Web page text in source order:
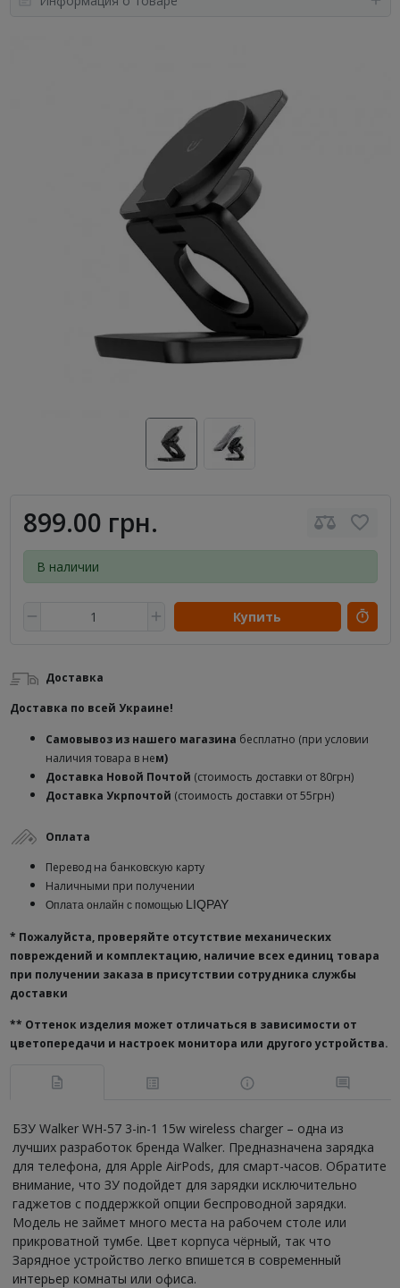
899.00 грн.
В наличии
Купить
Доставка
Доставка по всей Украине!
Самовывоз из нашего магазина бесплатно (при условии
наличия товара в нем)
Доставка Новой Почтой (стоимость доставки от 80грн)
Доставка Укрпочтой (стоимость доставки от 55грн)
Оплата
Перевод на банковскую карту
Наличными при получении
Оплата онлайн с помощью LIQPAY
* Пожалуйста, проверяйте отсутствие механических
повреждений и комплектацию, наличие всех единиц товара
при получении заказа в присутствии сотрудника службы
доставки
** Оттенок изделия может отличаться в зависимости от
цветопередачи и настроек монитора или другого устройства.
БЗУ Walker WH-57 3-in-1 15w wireless charger – одна из
лучших разработок бренда Walker. Предназначена зарядка
для телефона, для Apple AirPods, для смарт-часов. Обратите
внимание, что ЗУ подойдет для зарядки исключительно
гаджетов с поддержкой опции беспроводной зарядки.
Модель не займет много места на рабочем столе или
прикроватной тумбе. Цвет корпуса чёрный, так что
Зарядное устройство легко впишется в современный
интерьер комнаты или офиса.